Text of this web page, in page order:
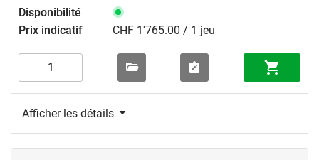
CHF 1'765.00 / 1 jeu
Afficher les détails